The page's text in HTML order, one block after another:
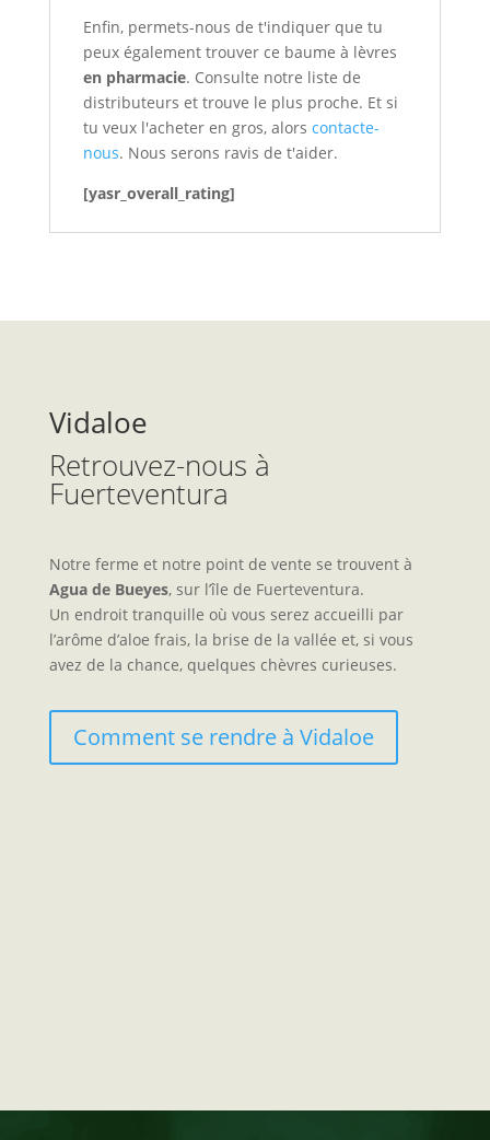
Enfin, permets-nous de t'indiquer que tu
peux également trouver ce baume à lèvres
en pharmacie. Consulte notre liste de
distributeurs et trouve le plus proche. Et si
tu veux l'acheter en gros, alors contacte-
nous. Nous serons ravis de t'aider.
[yasr_overall_rating]
Vidaloe
Retrouvez-nous à
Fuerteventura
Notre ferme et notre point de vente se trouvent à
Agua de Bueyes, sur l’île de Fuerteventura.
Un endroit tranquille où vous serez accueilli par
l’arôme d’aloe frais, la brise de la vallée et, si vous
avez de la chance, quelques chèvres curieuses.
Comment se rendre à Vidaloe